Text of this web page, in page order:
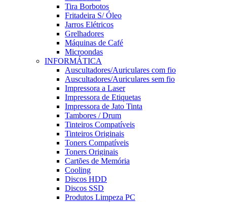
Tira Borbotos
Fritadeira S/ Óleo
Jarros Elétricos
Grelhadores
Máquinas de Café
Microondas
INFORMÁTICA
Auscultadores/Auriculares com fio
Auscultadores/Auriculares sem fio
Impressora a Laser
Impressora de Etiquetas
Impressora de Jato Tinta
Tambores / Drum
Tinteiros Compatíveis
Tinteiros Originais
Toners Compatíveis
Toners Originais
Cartões de Memória
Cooling
Discos HDD
Discos SSD
Produtos Limpeza PC